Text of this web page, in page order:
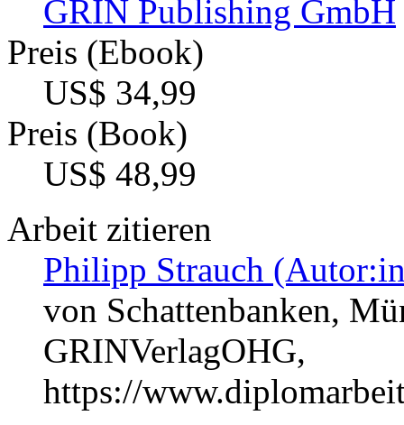
GRIN Publishing GmbH
Preis (Ebook)
US$ 34,99
Preis (Book)
US$ 48,99
Arbeit zitieren
Philipp Strauch
von Schattenbanken,
GRINVerlagOHG,
https://